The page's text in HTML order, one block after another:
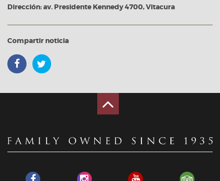
Dirección: av. Presidente Kennedy 4700, Vitacura
Compartir noticia